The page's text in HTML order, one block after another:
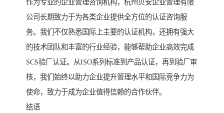
作为专业的企业管理咨询机构，杭州贝安企业管理有限
公司长期致力于为各类企业提供全方位的认证咨询服
务。我们不仅熟悉国际上主要的认证机构，还拥有强大
的技术团队和丰富的行业经验，能够帮助企业高效完成
SCS验厂认证。从ISO系列标准到产品认证，再到验厂审
核，我们始终以助力企业提升管理水平和国际竞争力为
使命，致力于成为企业值得信赖的合作伙伴。
结语